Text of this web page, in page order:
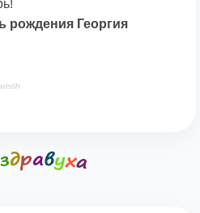
рождения Георгия